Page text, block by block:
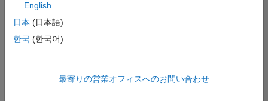
て
の
求
English
日本 (日本語)
한국 (한국어)
最寄りの営業オフィスへのお問い合わせ